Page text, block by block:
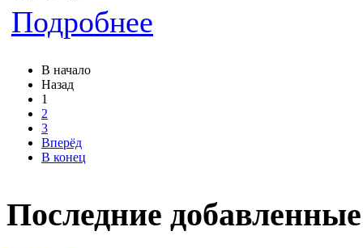
Подробнее
В начало
Назад
1
2
3
Вперёд
В конец
Последние добавленные